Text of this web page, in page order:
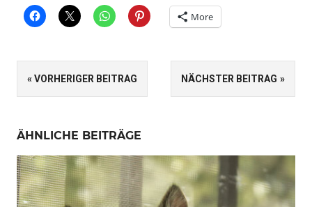
More
SCHLAGWÖRTER
ANDALUSIEN
Beitragsnavigation
VORHERIGER BEITRAG NÄCHSTER BEITRAG
ÄHNLICHE BEITRÄGE